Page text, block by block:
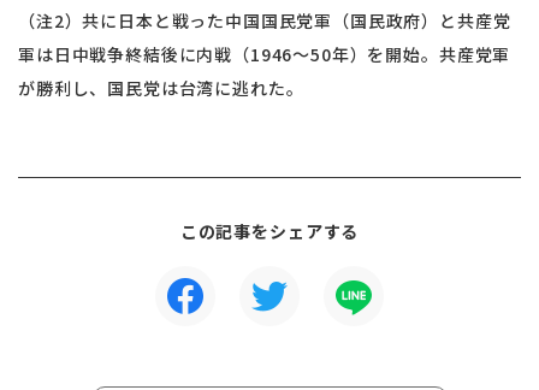
（注2）共に日本と戦った中国国民党軍（国民政府）と共産党
軍は日中戦争終結後に内戦（1946～50年）を開始。共産党軍
が勝利し、国民党は台湾に逃れた。
この記事をシェアする